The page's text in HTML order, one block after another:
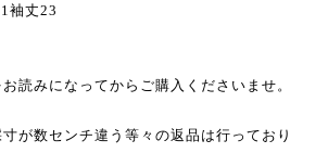
袖丈23
読みになってからご購入くださいませ。
が数センチ違う等々の返品は行っており